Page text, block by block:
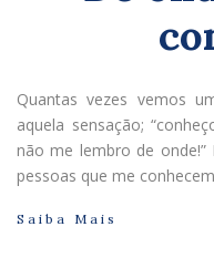
Quantas vezes vemos
aquela sensação;
não me lembro de
pessoas que me
Saiba Mais